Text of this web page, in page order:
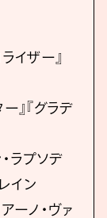
イザー』
』『グラデ
ラプソデ
イン
ーノ・ヴァ